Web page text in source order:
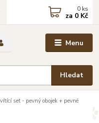
Menu
Hledat
0 ks
za 0 Kč
set - pevný obojek + pevné